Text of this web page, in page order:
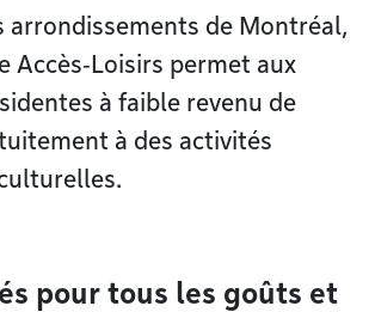
arrondissements de Montréal,
Accès‑Loisirs permet aux
à faible revenu de
à des activités
pour tous les goûts et